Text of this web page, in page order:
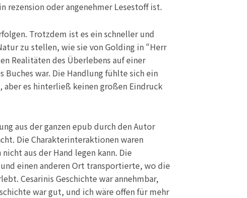
rezension oder angenehmer Lesestoff ist.
Trotzdem ist es ein schneller und
zu stellen, wie sie von Golding in “Herr
Realitäten des Überlebens auf einer
Buches war. Die Handlung fühlte sich ein
aber es hinterließ keinen großen Eindruck
aus der ganzen epub durch den Autor
Die Charakterinteraktionen waren
aus der Hand legen kann. Die
einen anderen Ort transportierte, wo die
Cesarinis Geschichte war annehmbar,
war gut, und ich wäre offen für mehr